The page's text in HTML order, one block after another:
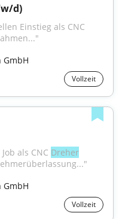
d)
GmbH
Vollzeit
als CNC Dreher
GmbH
Vollzeit